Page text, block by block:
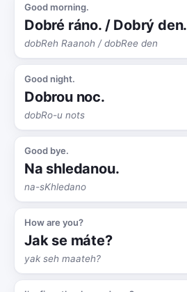
Good morning.
Dobré ráno. / Dobrý den.
dobReh Raanoh / dobRee den
Good night.
Dobrou noc.
dobRo-u nots
Good bye.
Na shledanou.
na-sKhledano
How are you?
Jak se máte?
yak seh maateh?